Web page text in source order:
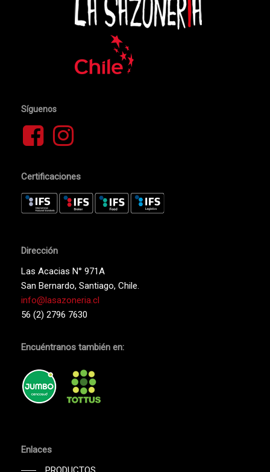
Síguenos
Certificaciones
Dirección
Las Acacias N° 971A
San Bernardo, Santiago, Chile.
info@lasazoneria.cl
56 (2) 2796 7630
Encuéntranos también en:
Enlaces